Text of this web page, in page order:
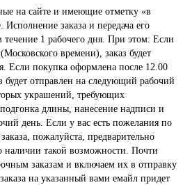
на сайте и имеющие отметку «в
заказа и передача его
течение 1 рабочего дня. При этом: Если
времени), заказ будет
Если покупка оформлена после 12.00
будет отправлен на следующий рабочий
украшений, требующих
длины, нанесение надписи и
день. Если у вас есть пожелания по
пожалуйста, предварительно
наличии такой возможности. Почти
заказам и включаем их в отправку
на указанный вами емайл придет